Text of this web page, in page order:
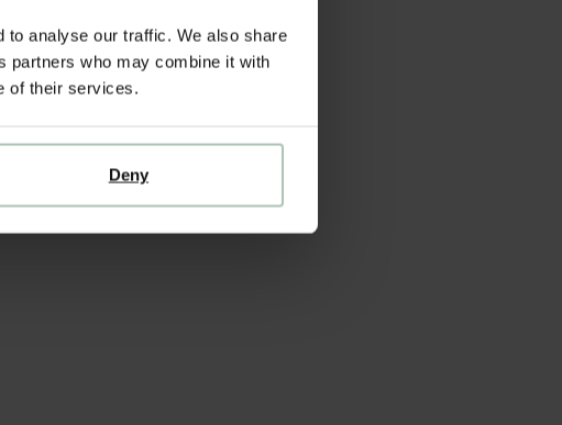
to analyse our traffic. We also share
partners who may combine it with
of their services.
Deny